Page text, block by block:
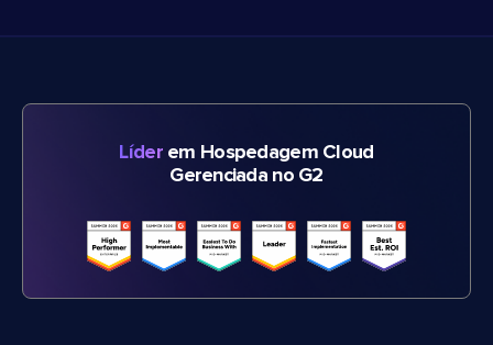
Líderem Hospedagem Cloud
Gerenciada no G2